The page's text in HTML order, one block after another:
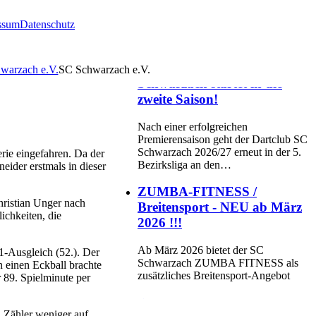
Datenschutz
SC Schwarzach e.V.
eingefahren. Da der
erstmals in dieser
Unger nach
die
Ausgleich (52.). Der
einen Eckball brachte
Spielminute per
Schwarzach startet in die
Nach einer erfolgreichen
Premierensaison geht der Dartclub SC
Schwarzach 2026/27 erneut in der 5.
Bezirksliga an den…
ZUMBA-FITNESS /
Breitensport - NEU ab März
2026 !!!
Ab März 2026 bietet der SC
Schwarzach ZUMBA FITNESS als
zusätzliches Breitensport-Angebot
⚽ Fußball-Camp beim SC